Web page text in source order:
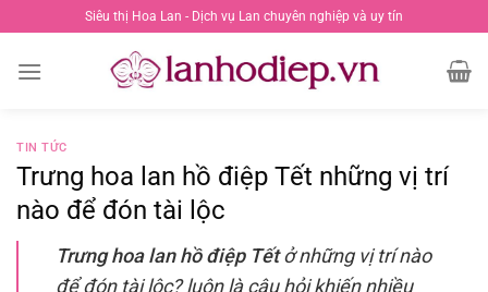
đến
nội
Siêu thị Hoa Lan - Dịch vụ Lan chuyên nghiệp và uy tín
TIN TỨC
Trưng hoa lan hồ điệp Tết những vị trí
nào để đón tài lộc
Trưng hoa lan hồ điệp Tếtở những vị trí nào
để đón tài lộc? luôn là câu hỏi khiến nhiều